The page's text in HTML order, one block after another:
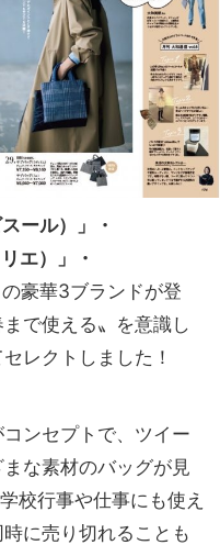
ール）」・
エ）」・
の豪華3ブランドが登
で使える〟を意識し
レクトしました！
コンセプトで、ツイー
な素材のバッグが見
校行事や仕事にも使え
に売り切れることも